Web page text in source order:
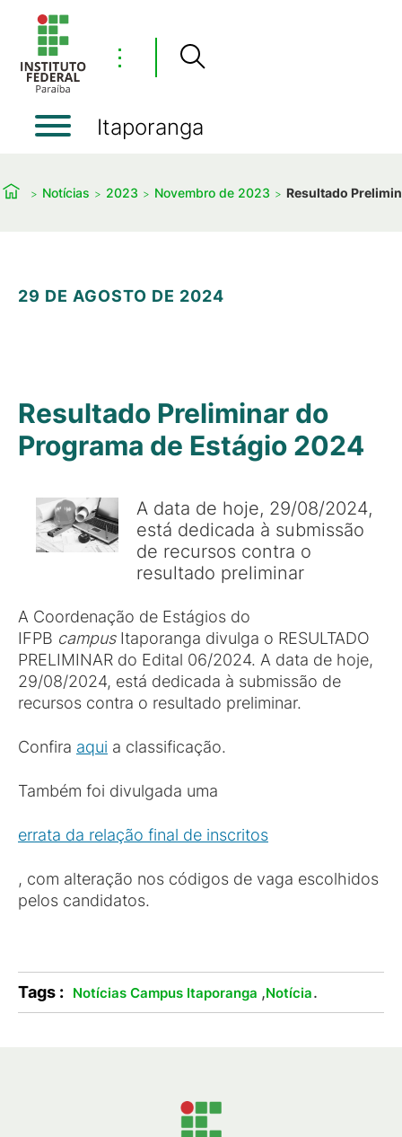
⋮
Itaporanga
Notícias 2023 Novembro de 2023 Resultado
29 DE AGOSTO DE 2024
Resultado Preliminar do
Programa de Estágio 2024
A data de hoje, 29/08/2024,
está dedicada à submissão
de recursos contra o
resultado preliminar
A Coordenação de Estágios do
IFPB campusItaporanga divulga o RESULTADO
PRELIMINAR do Edital 06/2024. A data de hoje,
29/08/2024, está dedicada à submissão de
recursos contra o resultado preliminar.
Confira aqui a classificação.
Também foi divulgada uma
errata da relação final de inscritos
, com alteração nos códigos de vaga escolhidos
pelos candidatos.
Tags : Notícias Campus Itaporanga ,Notícia.